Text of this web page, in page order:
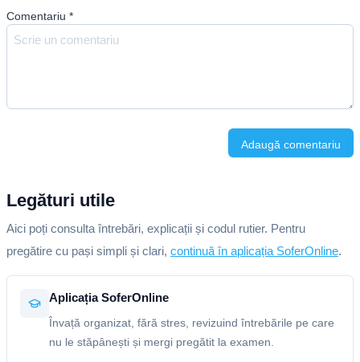
Comentariu *
Adaugă comentariu
Legături utile
Aici poți consulta întrebări, explicații și codul rutier. Pentru
pregătire cu pași simpli și clari, continuă în aplicația SoferOnline.
Aplicația SoferOnline
Învață organizat, fără stres, revizuind întrebările pe care
nu le stăpânești și mergi pregătit la examen.